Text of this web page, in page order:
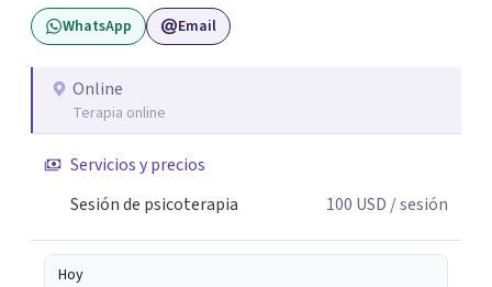
actualmente la Psicología Analítica Junguiana. Mi
ecopsicología y el trabajo simbólico con el inconsciente,
entendiendo que cada proceso terapéutico es único y
WhatsApp Email
Online
Terapia online
Servicios y precios
Sesión de psicoterapia
100 USD / sesión
Hoy